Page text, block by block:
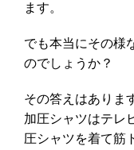
ます。
でも本当にその様
のでしょうか？
その答えはありま
加圧シャツはテレ
圧シャツを着て筋